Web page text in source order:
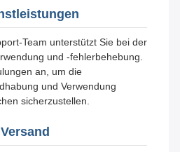
Team unterstützt Sie bei der
und -fehlerbehebung.
an, um die
und Verwendung
sicherzustellen.